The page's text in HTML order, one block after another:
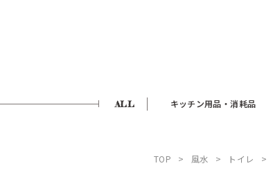
ALL キッチン用品・消耗品
TOP 風水 トイレ